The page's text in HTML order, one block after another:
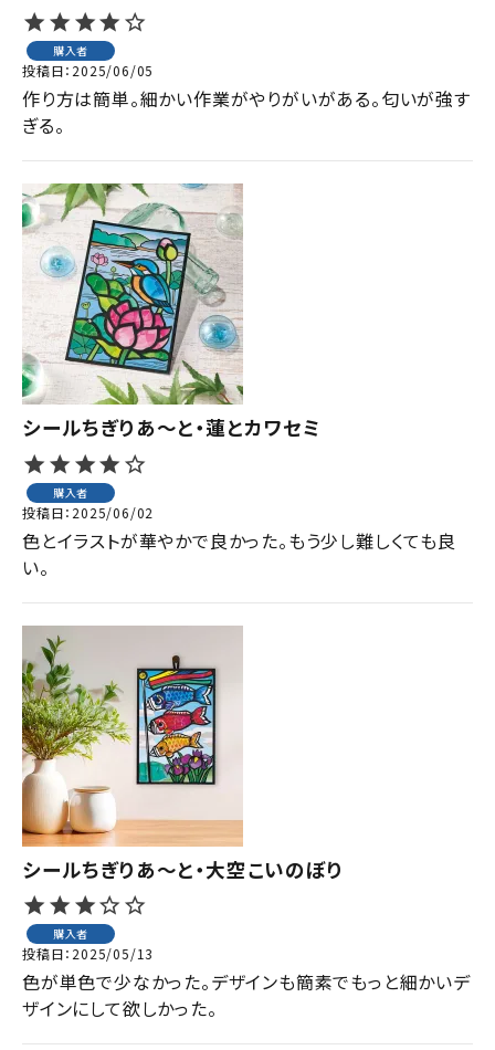
購入者
投稿日 2025/06/05
作り方は簡単。細かい作業がやりがいがある。匂いが強す
ぎる。
シールちぎりあ～と・蓮とカワセミ
購入者
投稿日 2025/06/02
色とイラストが華やかで良かった。もう少し難しくても良
い。
シールちぎりあ～と・大空こいのぼり
購入者
投稿日 2025/05/13
色が単色で少なかった。デザインも簡素でもっと細かいデ
ザインにして欲しかった。